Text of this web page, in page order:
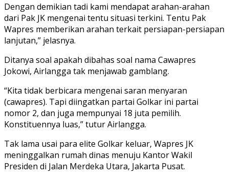
Dengan demikian tadi kami mendapat arahan-arahan
dari Pak JK mengenai tentu situasi terkini. Tentu Pak
Wapres memberikan arahan terkait persiapan-persiapan
lanjutan,” jelasnya.
Ditanya soal apakah dibahas soal nama Cawapres
Jokowi, Airlangga tak menjawab gamblang.
“Kita tidak berbicara mengenai saran menyaran
(cawapres). Tapi diingatkan partai Golkar ini partai
nomor 2, dan juga mempunyai 18 juta pemilih.
Konstituennya luas,” tutur Airlangga.
Tak lama usai para elite Golkar keluar, Wapres JK
meninggalkan rumah dinas menuju Kantor Wakil
Presiden di Jalan Merdeka Utara, Jakarta Pusat.